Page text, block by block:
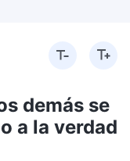
demás se
a la verdad